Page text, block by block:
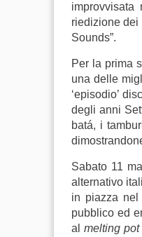
riedizione dei
Sounds”.
Per la prima
una delle
‘episodio’
degli anni
batá, i
Sabato 11
alternativo
in piazza
pubblico ed
almelting pot